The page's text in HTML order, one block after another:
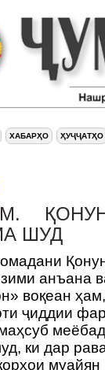
ХАБАРҲО ҲУҶҶАТҲО
ШУД
анъана
воқеан
ҷиддии
ки дар
муайян